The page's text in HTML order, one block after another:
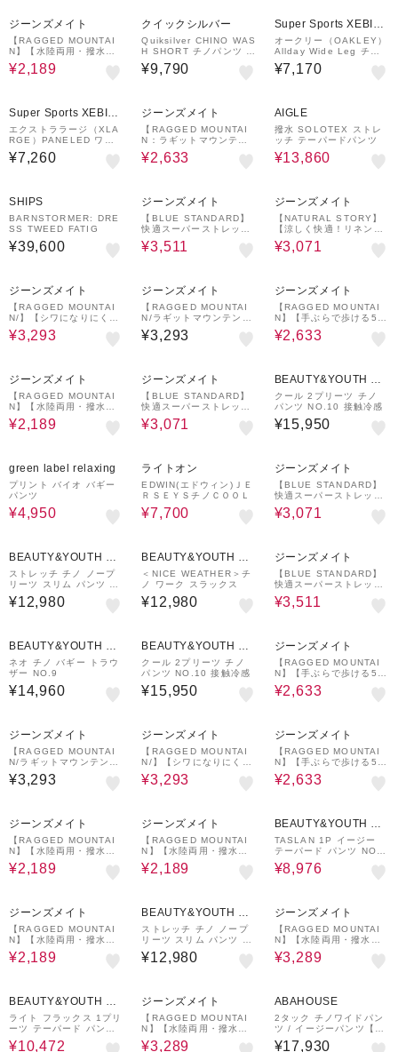
ジーンズメイト
【RAGGED MOUNTAI
N】【水陸両用・撥水】T
AMWORTH/タムワース
ナイロン バギーショーツ
¥2,189
クイックシルバー
Quiksilver CHINO WAS
H SHORT チノパンツ セ
ットアップ メンズ
¥9,790
Super Sports XEBIO
&mall店
オークリー（OAKLEY）
Allday Wide Leg チノ
パンツ FOA406842-68
S
¥7,170
Super Sports XEBIO
&mall店
エクストララージ（XLA
RGE）PANELED ワイ
ド チノパンツ 1012410
31010-BLACK
¥7,260
ジーンズメイト
【RAGGED MOUNTAI
N：ラギットマウンテ
ン】カーゴショートパン
ツ
¥2,633
AIGLE
撥水 SOLOTEX ストレ
ッチ テーパードパンツ
¥13,860
SHIPS
BARNSTORMER: DRE
SS TWEED FATIG
¥39,600
ジーンズメイト
【BLUE STANDARD】
快適スーパーストレッチ
カーゴパンツ 遮熱 UVカ
ット 冷感 軽量 イージー
¥3,511
ジーンズメイト
【NATURAL STORY】
【涼しく快適！リネンタ
ッチ】 ストレッチイージ
ーパンツ 蒸れにくい 夏
¥3,071
ジーンズメイト
【RAGGED MOUNTAI
N/】【シワになりにく
い】ALBANY/オールバ
ニ サマーパンツ 吸汗速
ス・デイリー
¥3,293
ジーンズメイト
【RAGGED MOUNTAI
N/ラギットマウンテン】
【吸水速乾・ストレッ
チ】MEREDITH/メレデ
キャンプ スポーツ
¥3,293
ジーンズメイト
【RAGGED MOUNTAI
N】【手ぶらで歩ける5ポ
ケット】CHATHAM/チャ
タム カーゴショーツ 綿1
¥2,633
ジーンズメイト
【RAGGED MOUNTAI
N】【水陸両用・撥水】T
AMWORTH/タムワース
ナイロン バギーショーツ
¥2,189
ジーンズメイト
【BLUE STANDARD】
快適スーパーストレッチ
イージーパンツ ラクパン
リラックスストレッチ 遮
¥3,071
BEAUTY&YOUTH UN
ITED ARROWS
クール 2プリーツ チノ
パンツ NO.10 接触冷感
¥15,950
green label relaxing
プリント バイオ バギー
パンツ
¥4,950
ライトオン
EDWIN(エドウィン)ＪＥ
ＲＳＥＹＳチノＣＯＯＬ
¥7,700
ジーンズメイト
【BLUE STANDARD】
快適スーパーストレッチ
イージーパンツ ラクパン
リラックスストレッチ 遮
¥3,071
BEAUTY&YOUTH UN
ITED ARROWS
ストレッチ チノ ノープ
リーツ スリム パンツ N
O.1
¥12,980
BEAUTY&YOUTH UN
ITED ARROWS
＜NICE WEATHER＞チ
ノ ワーク スラックス
¥12,980
ジーンズメイト
【BLUE STANDARD】
快適スーパーストレッチ
カーゴパンツ 遮熱 UVカ
ット 冷感 軽量 イージー
¥3,511
BEAUTY&YOUTH UN
ITED ARROWS
ネオ チノ バギー トラウ
ザー NO.9
¥14,960
BEAUTY&YOUTH UN
ITED ARROWS
クール 2プリーツ チノ
パンツ NO.10 接触冷感
¥15,950
ジーンズメイト
【RAGGED MOUNTAI
N】【手ぶらで歩ける5ポ
ケット】CHATHAM/チャ
タム カーゴショーツ 綿1
¥2,633
ジーンズメイト
【RAGGED MOUNTAI
N/ラギットマウンテン】
【吸水速乾・ストレッ
チ】MEREDITH/メレデ
キャンプ スポーツ
¥3,293
ジーンズメイト
【RAGGED MOUNTAI
N/】【シワになりにく
い】ALBANY/オールバ
ニ サマーパンツ 吸汗速
ス・デイリー
¥3,293
ジーンズメイト
【RAGGED MOUNTAI
N】【手ぶらで歩ける5ポ
ケット】CHATHAM/チャ
タム カーゴショーツ 綿1
¥2,633
ジーンズメイト
【RAGGED MOUNTAI
N】【水陸両用・撥水】T
AMWORTH/タムワース
ナイロン バギーショーツ
¥2,189
ジーンズメイト
【RAGGED MOUNTAI
N】【水陸両用・撥水】T
AMWORTH/タムワース
ナイロン バギーショーツ
¥2,189
BEAUTY&YOUTH UN
ITED ARROWS
TASLAN 1P イージー
テーパード パンツ NO.7
吸水速乾機能付き
¥8,976
ジーンズメイト
【RAGGED MOUNTAI
N】【水陸両用・撥水】T
AMWORTH/タムワース
ナイロン バギーショーツ
¥2,189
BEAUTY&YOUTH UN
ITED ARROWS
ストレッチ チノ ノープ
リーツ スリム パンツ N
O.1
¥12,980
ジーンズメイト
【RAGGED MOUNTAI
N】【水陸両用・撥水】T
AMWORTH/タムワース
撥水&UVカット ナイロ
¥3,289
BEAUTY&YOUTH UN
ITED ARROWS
ライト フラックス 1プリ
ーツ テーパード パンツ
NO.9
¥10,472
ジーンズメイト
【RAGGED MOUNTAI
N】【水陸両用・撥水】T
AMWORTH/タムワース
撥水&UVカット ナイロ
¥3,289
ABAHOUSE
2タック チノワイドパン
ツ / イージーパンツ【追
加生産】
¥17,930